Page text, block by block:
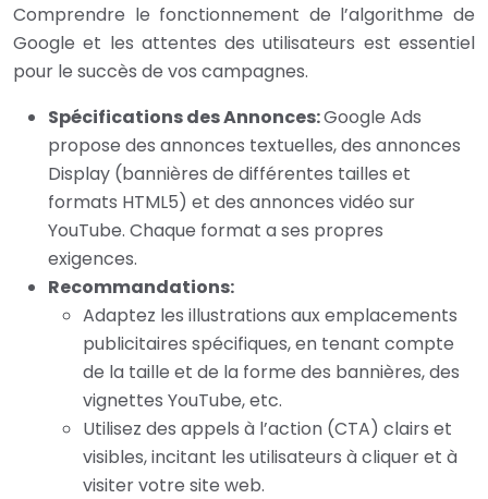
Comprendre le fonctionnement de l’algorithme de
Google et les attentes des utilisateurs est essentiel
pour le succès de vos campagnes.
Spécifications des Annonces:Google Ads
propose des annonces textuelles, des annonces
Display (bannières de différentes tailles et
formats HTML5) et des annonces vidéo sur
YouTube. Chaque format a ses propres
exigences.
Recommandations:
Adaptez les illustrations aux emplacements
publicitaires spécifiques, en tenant compte
de la taille et de la forme des bannières, des
vignettes YouTube, etc.
Utilisez des appels à l’action (CTA) clairs et
visibles, incitant les utilisateurs à cliquer et à
visiter votre site web.